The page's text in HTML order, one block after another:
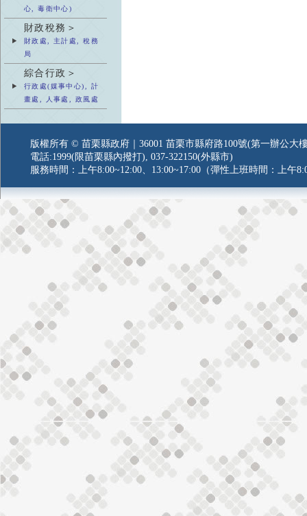
心, 毒衛中心)
財政稅務＞
財政處, 主計處, 稅務
局
綜合行政＞
行政處(媒事中心), 計
畫處, 人事處, 政風處
版權所有 © 苗栗縣政府｜36001 苗栗市縣府路100號(第一辦公大
電話:1999(限苗栗縣內撥打), 037-322150(外縣市)
服務時間：上午8:00~12:00、13:00~17:00（彈性上班時間：上午